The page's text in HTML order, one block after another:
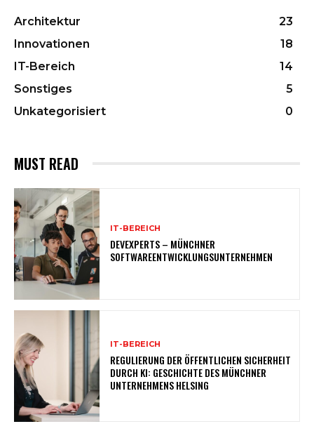
Architektur
23
Innovationen
18
IT-Bereich
14
Sonstiges
5
Unkategorisiert
0
MUST READ
IT-BEREICH
DEVEXPERTS – MÜNCHNER
SOFTWAREENTWICKLUNGSUNTERNEHMEN
IT-BEREICH
REGULIERUNG DER ÖFFENTLICHEN SICHERHEIT
DURCH KI: GESCHICHTE DES MÜNCHNER
UNTERNEHMENS HELSING